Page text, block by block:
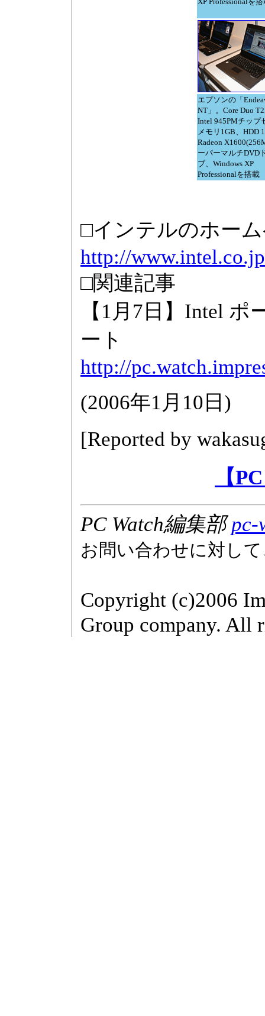
エプソンの「
NT」。Core Duo
Intel 945PMチップ
メモリ1GB、HDD
Radeon
ーパーマルチDVD
ブ、Windows XP
Professionalを搭載
□インテルのホー
http://
□関連記事
【1月7日】Intel
ート
http://
(2006年1月10日)
[Reported by
【
PC Watch編集部pc-
お問い合わせに対し
Copyright (c)2006
Group company. All